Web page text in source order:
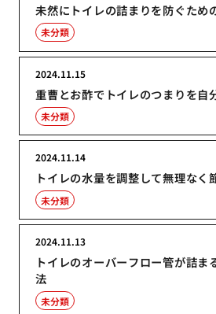
未然にトイレの詰まりを防ぐため
未分類
重曹とお酢でトイレのつまりを自
2024.11.15
未分類
トイレの水量を調整して無理なく
2024.11.14
未分類
トイレのオーバーフロー管が詰ま
法
2024.11.13
未分類